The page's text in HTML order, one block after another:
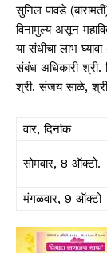
सुनिल पावडे
विनामुल्य असून
या संधीचा लाभ
संबंध अधिकारी श्री.
श्री. संजय साळे,
वार, दिनांक
सोमवार, 8 ऑक्टो.
मंगळवार, 9 ऑक्टो